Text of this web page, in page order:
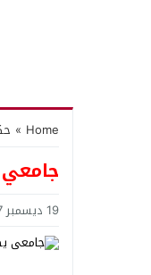
Home
»
19 ديسمبر 2017